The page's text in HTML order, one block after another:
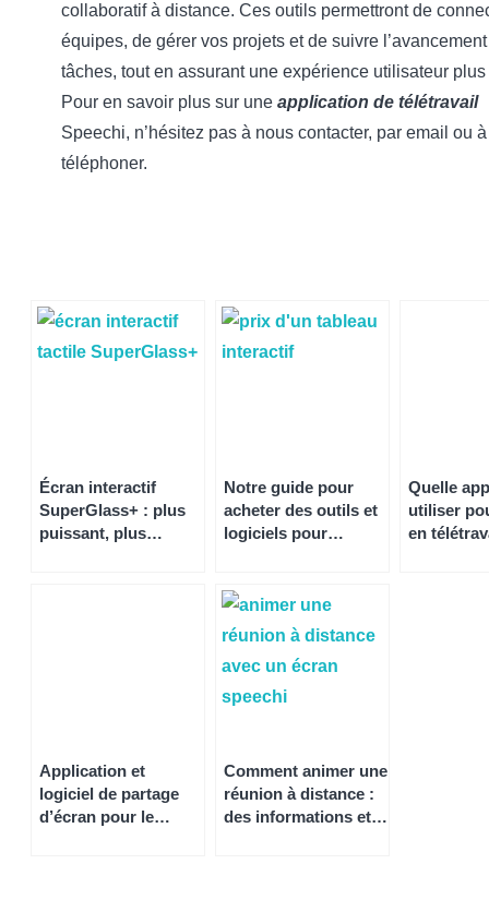
collaboratif à distance. Ces outils permettront de
équipes, de gérer vos projets et de suivre
tâches, tout en assurant une expérience utilisateur
Pour en savoir plus sur une application de télétravail
Speechi, n’hésitez pas à nous contacter, par email ou
téléphoner.
Écran interactif
SuperGlass+ : plus
puissant, plus
Notre guide pour
acheter des outils et
logiciels pour
Quelle
utiliser
en
Application et
logiciel de partage
d’écran pour le
Comment animer une
réunion à distance :
des informations et